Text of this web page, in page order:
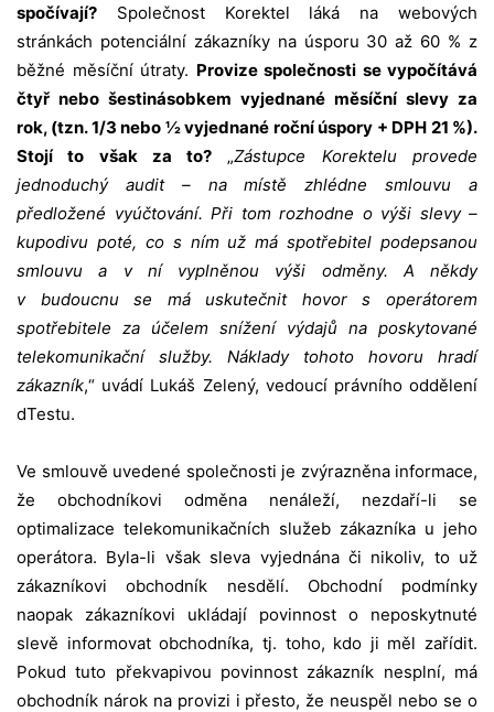
spočívají? Společnost Korektel láká na webových
stránkách potenciální zákazníky na úsporu 30 až 60 % z
běžné měsíční útraty. Provize společnosti se vypočítává
čtyř nebo šestinásobkem vyjednané měsíční slevy za
rok, (tzn. 1/3 nebo ½ vyjednané roční úspory + DPH 21 %).
Stojí to však za to? „Zástupce Korektelu provede
jednoduchý audit – na místě zhlédne smlouvu a
předložené vyúčtování. Při tom rozhodne o výši slevy –
kupodivu poté, co s ním už má spotřebitel podepsanou
smlouvu a v ní vyplněnou výši odměny. A někdy
v budoucnu se má uskutečnit hovor s operátorem
spotřebitele za účelem snížení výdajů na poskytované
telekomunikační služby. Náklady tohoto hovoru hradí
zákazník,“ uvádí Lukáš Zelený, vedoucí právního oddělení
dTestu.
Ve smlouvě uvedené společnosti je zvýrazněna informace,
že obchodníkovi odměna nenáleží, nezdaří-li se
optimalizace telekomunikačních služeb zákazníka u jeho
operátora. Byla-li však sleva vyjednána či nikoliv, to už
zákazníkovi obchodník nesdělí. Obchodní podmínky
naopak zákazníkovi ukládají povinnost o neposkytnuté
slevě informovat obchodníka, tj. toho, kdo ji měl zařídit.
Pokud tuto překvapivou povinnost zákazník nesplní, má
obchodník nárok na provizi i přesto, že neuspěl nebo se o